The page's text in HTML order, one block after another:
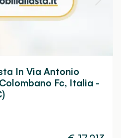
In Via Antonio
Fc, Italia -